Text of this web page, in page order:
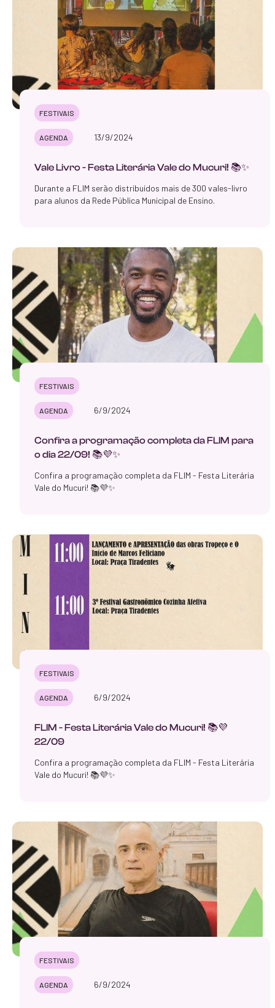
FESTIVAIS
AGENDA 13/9/2024
Vale Livro - Festa Literária Vale do Mucuri! 📚✨
Durante a FLIM serão distribuídos mais de 300 vales-livro
para alunos da Rede Pública Municipal de Ensino.
FESTIVAIS
AGENDA 6/9/2024
‍Confira a programação completa da FLIM para
o dia 22/09! 📚💜✨
Confira a programação completa da FLIM - Festa Literária
Vale do Mucuri! 📚💜✨
FESTIVAIS
AGENDA 6/9/2024
FLIM - Festa Literária Vale do Mucuri! 📚💜
22/09
Confira a programação completa da FLIM - Festa Literária
Vale do Mucuri! 📚💜✨
FESTIVAIS
AGENDA 6/9/2024